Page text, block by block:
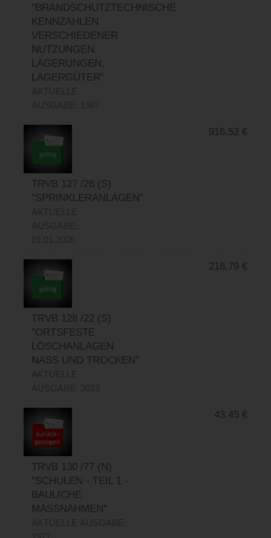
"BRANDSCHUTZTECHNISCHE
KENNZAHLEN
VERSCHIEDENER
NUTZUNGEN,
LAGERUNGEN,
LAGERGÜTER"
TRVB 127 /26 (S)
"SPRINKLERANLAGEN"
916,52 €
TRVB 128 /22 (S)
"ORTSFESTE
LÖSCHANLAGEN
NASS UND TROCKEN"
218,79 €
TRVB 130 /77 (N)
"SCHULEN - TEIL 1 -
BAULICHE
MASSNAHMEN"
43,45 €